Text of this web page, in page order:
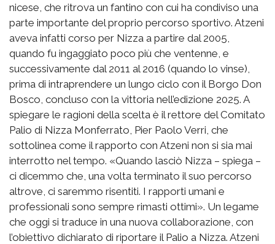
nicese, che ritrova un fantino con cui ha condiviso una
parte importante del proprio percorso sportivo. Atzeni
aveva infatti corso per Nizza a partire dal 2005,
quando fu ingaggiato poco più che ventenne, e
successivamente dal 2011 al 2016 (quando lo vinse),
prima di intraprendere un lungo ciclo con il Borgo Don
Bosco, concluso con la vittoria nell’edizione 2025. A
spiegare le ragioni della scelta è il rettore del Comitato
Palio di Nizza Monferrato, Pier Paolo Verri, che
sottolinea come il rapporto con Atzeni non si sia mai
interrotto nel tempo. «Quando lasciò Nizza – spiega –
ci dicemmo che, una volta terminato il suo percorso
altrove, ci saremmo risentiti. I rapporti umani e
professionali sono sempre rimasti ottimi». Un legame
che oggi si traduce in una nuova collaborazione, con
l’obiettivo dichiarato di riportare il Palio a Nizza. Atzeni